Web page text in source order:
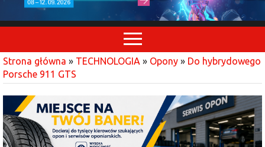
Strona główna » TECHNOLOGIA » Opony » Do hybrydowego
Porsche 911 GTS